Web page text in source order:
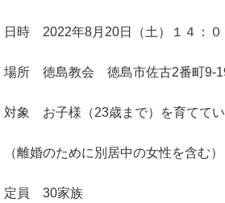
日時 2022年8月20日（土）１４：０
場所 徳島教会 徳島市佐古2番町9-
対象 お子様（23歳まで）を育てて
（離婚のために別居中の女性を含む）
定員 30家族